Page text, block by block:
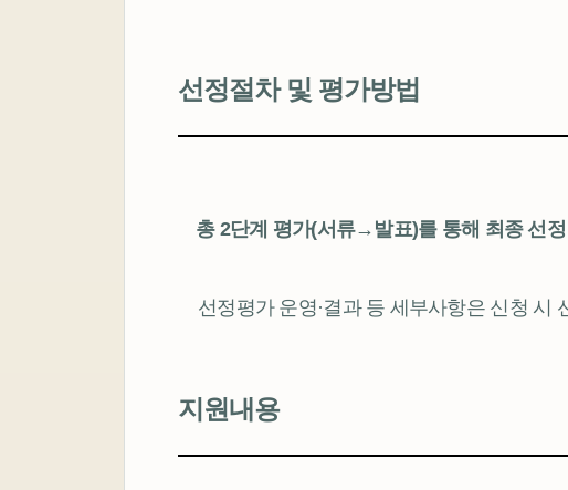
선정절차 및 평가방법
총 2단계 평가(서류→발표)를 통해 최종 선정
선정평가 운영·결과 등 세부사항은 신청 시
지원내용